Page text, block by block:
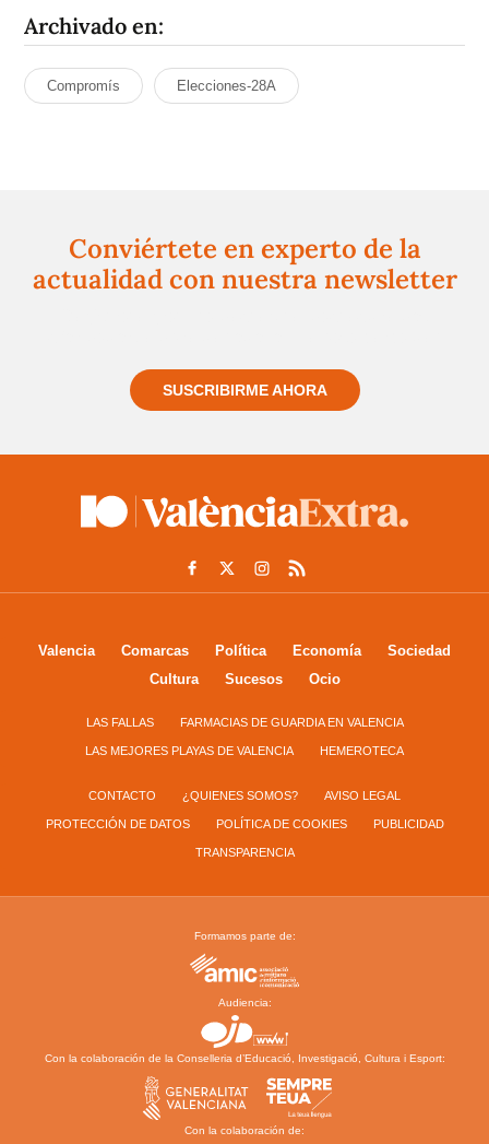
Archivado en:
Compromís Elecciones-28A
Conviértete en experto de la
actualidad con nuestra newsletter
SUSCRIBIRME AHORA
Valencia Comarcas Política Economía
Sociedad
Cultura
Sucesos Ocio
LAS FALLAS FARMACIAS DE GUARDIA EN VALENCIA
LAS MEJORES PLAYAS DE VALENCIA HEMEROTECA
CONTACTO ¿QUIENES SOMOS? AVISO LEGAL
PROTECCIÓN DE DATOS POLÍTICA DE COOKIES PUBLICIDAD
TRANSPARENCIA
Formamos parte de:
Audiencia:
Con la colaboración de la Conselleria d’Educació, Investigació, Cultura i Esport:
Con la colaboración de: